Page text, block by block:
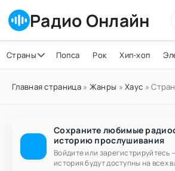
Радио Онлайн
Страны Попса Рок Хип-хоп
Главная страница» Жанры »Хаус »
Сохраните любимые
историю прослушивания
Войдите или зарегистрируйтесь
история будут доступны на всех